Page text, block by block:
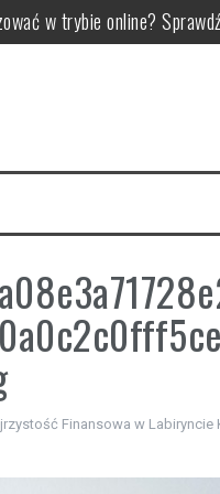
w trybie online?
uniknąć pułapek
warto zainwestować
kluczowe aspekty i
Finansowa w